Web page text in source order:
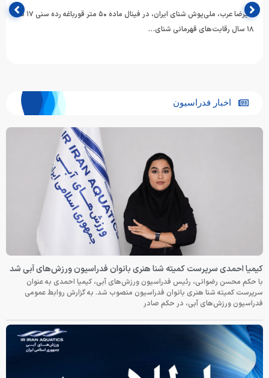
علیرضا عرب، ملی‌پوش شنای ایران، در فینال ماده ۵۰ متر قورباغه رده سنی ۱۷ تا
۱۸ سال رقابت‌های قهرمانی شنای…
اخبار فدراسیون
کیمیا احمدی سرپرست کمیته شنا هنری بانوان فدراسیون ورزش‌های آبی شد
با حکم محسن رضوانی، رئیس فدراسیون ورزش‌های آبی، کیمیا احمدی به عنوان
سرپرست کمیته شنا هنری بانوان فدراسیون منصوب شد. به گزارش روابط عمومی
فدراسیون ورزش‌های آبی، در حکم صادر